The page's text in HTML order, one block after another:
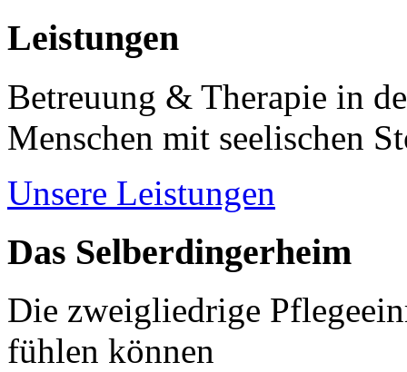
Leistungen
Betreuung & Therapie in
Menschen mit seelischen
Unsere Leistungen
Das Selberdingerheim
Die zweigliedrige
fühlen können